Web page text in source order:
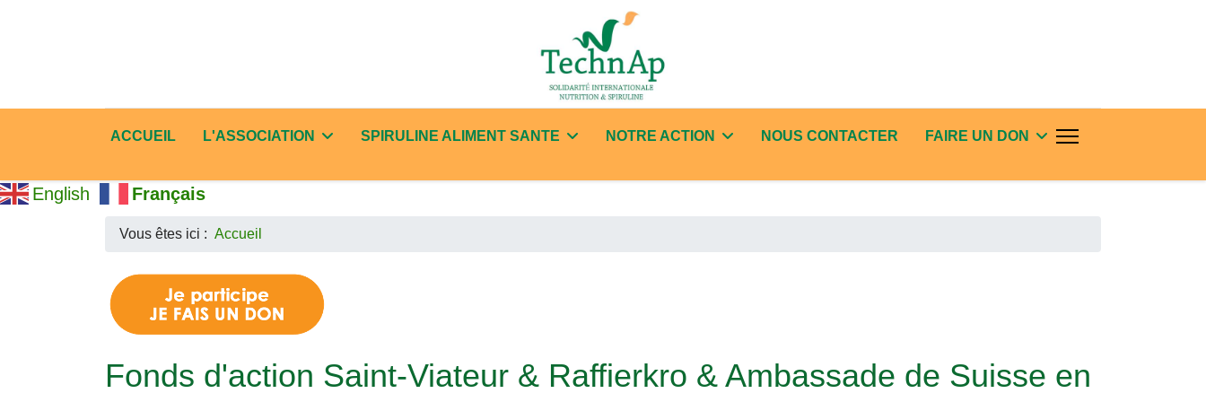
ACCUEIL L'ASSOCIATION SPIRULINE ALIMENT SANTE NOTRE ACTION NOUS CONTACTER FAIRE UN DON
English Français
Vous êtes ici : Accueil
Fonds d'action Saint-Viateur & Raffierkro & Ambassade de Suisse en